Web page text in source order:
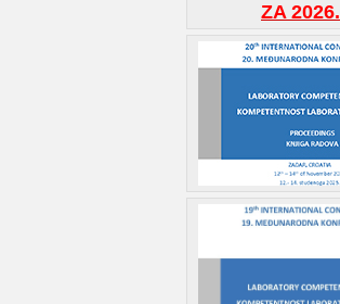
ZA 2026.